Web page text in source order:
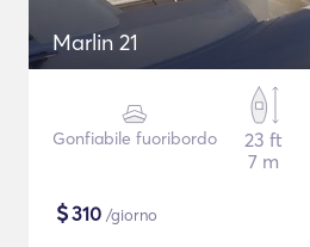
Marlin 21
Gonfiabile fuoribordo
23 ft
7 m
$310 /giorno